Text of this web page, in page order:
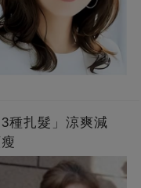
種扎髮」涼爽減